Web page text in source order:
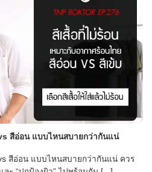
สีอ่อน แบบไหนสบายกว่ากันแน่
สีอ่อน แบบไหนสบายกว่ากันแน่ ควร